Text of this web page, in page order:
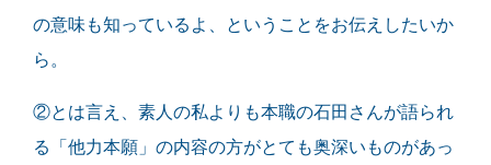
の意味も知っているよ、ということをお伝えしたいか
ら。
②とは言え、素人の私よりも本職の石田さんが語られ
る「他力本願」の内容の方がとても奥深いものがあっ